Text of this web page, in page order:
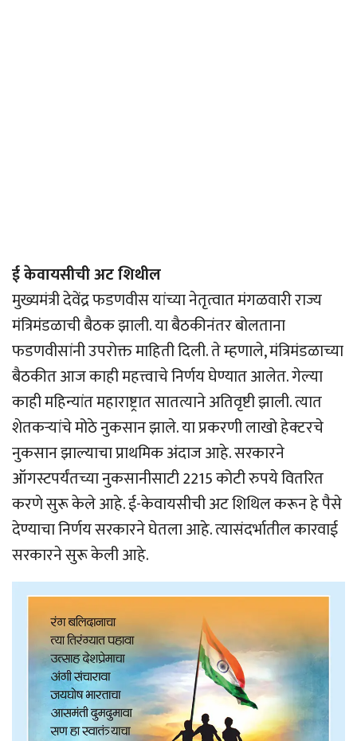
ई केवायसीची अट शिथील
मुख्यमंत्री देवेंद्र फडणवीस यांच्या नेतृत्वात मंगळवारी राज्य
मंत्रिमंडळाची बैठक झाली. या बैठकीनंतर बोलताना
फडणवीसांनी उपरोक्त माहिती दिली. ते म्हणाले, मंत्रिमंडळाच्या
बैठकीत आज काही महत्त्वाचे निर्णय घेण्यात आलेत. गेल्या
काही महिन्यांत महाराष्ट्रात सातत्याने अतिवृष्टी झाली. त्यात
शेतकर्‍यांचे मोठे नुकसान झाले. या प्रकरणी लाखो हेक्टरचे
नुकसान झाल्याचा प्राथमिक अंदाज आहे. सरकारने
ऑगस्टपर्यंतच्या नुकसानीसाटी 2215 कोटी रुपये वितरित
करणे सुरू केले आहे. ई-केवायसीची अट शिथिल करून हे पैसे
देण्याचा निर्णय सरकारने घेतला आहे. त्यासंदर्भातील कारवाई
सरकारने सुरू केली आहे.